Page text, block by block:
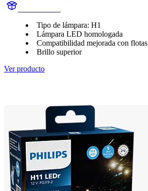
Tipo de lámpara: H1
Lámpara LED homologada
Compatibilidad mejorada con flotas
Brillo superior
Ver producto